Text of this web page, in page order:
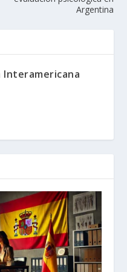
Argentina
Interamericana